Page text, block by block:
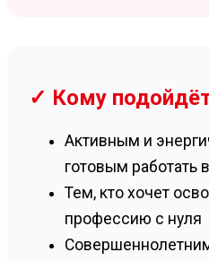
✓ Кому
Активным и
готовым работать
Тем, кто хочет
профессию с нуля